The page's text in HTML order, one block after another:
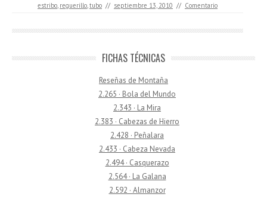
estribo, reguerillo,tubo // septiembre 13, 2010 // Comentario
FICHAS TÉCNICAS
Reseñas de Montaña
2.265 · Bola del Mundo
2.343 · La Mira
2.383 · Cabezas de Hierro
2.428 · Peñalara
2.433 · Cabeza Nevada
2.494 · Casquerazo
2.564 · La Galana
2.592 · Almanzor